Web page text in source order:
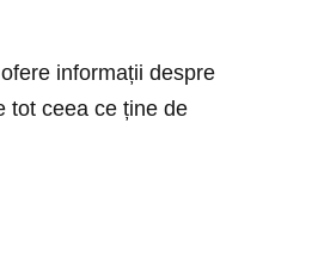
informații despre
tot ceea ce ține de